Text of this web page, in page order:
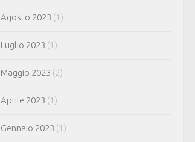
Agosto 2023 (1)
Luglio 2023 (1)
Maggio 2023 (2)
Aprile 2023 (1)
Gennaio 2023 (1)